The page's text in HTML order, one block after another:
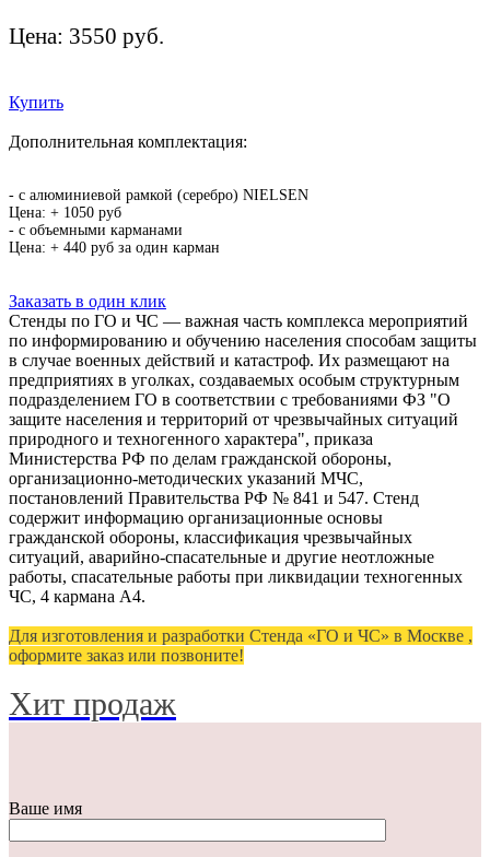
Цена: 3550 руб.
Купить
Дополнительная комплектация:
- c алюминиевой рамкой (серебро) NIELSEN
Цена: + 1050 руб
- с объемными карманами
Цена: + 440 руб за один карман
Заказать в один клик
Стенды по ГО и ЧС — важная часть комплекса мероприятий
по информированию и обучению населения способам защиты
в случае военных действий и катастроф. Их размещают на
предприятиях в уголках, создаваемых особым структурным
подразделением ГО в соответствии с требованиями ФЗ "О
защите населения и территорий от чрезвычайных ситуаций
природного и техногенного характера", приказа
Министерства РФ по делам гражданской обороны,
организационно-методических указаний МЧС,
постановлений Правительства РФ № 841 и 547. Стенд
содержит информацию организационные основы
гражданской обороны, классификация чрезвычайных
ситуаций, аварийно-спасательные и другие неотложные
работы, спасательные работы при ликвидации техногенных
ЧС, 4 кармана А4.
Для изготовления и разработки Стенда «ГО и ЧС» в Москве ,
оформите заказ или позвоните!
Хит продаж
Ваше имя